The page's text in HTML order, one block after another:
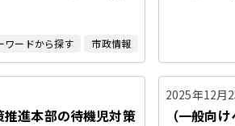
ワードから探す 市政情報
進本部の待機児対策
2025年12月
（一般向